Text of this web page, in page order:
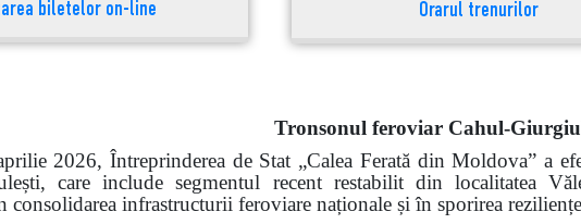
biletelor on-line Orarul trenurilor
Tronsonul feroviar Cahul-
2026, Întreprinderea de Stat „Calea Ferată din Moldova” a
care include segmentul recent restabilit din localitatea
consolidarea infrastructurii feroviare naționale și în sporirea